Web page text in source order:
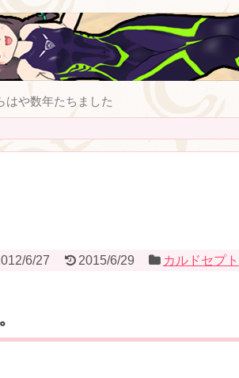
はや数年たちました
6/27 2015/6/29 カルドセプト